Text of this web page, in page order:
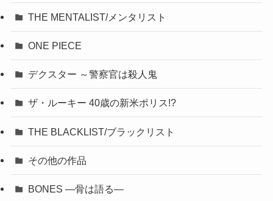
THE MENTALIST/メンタリスト
ONE PIECE
デクスター ～警察官は殺人鬼
ザ・ルーキー 40歳の新米ポリス!?
THE BLACKLIST/ブラックリスト
その他の作品
BONES ―骨は語る―